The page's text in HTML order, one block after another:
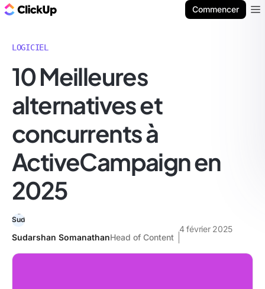
Commencer
LOGICIEL
10 Meilleures
alternatives et
concurrents à
ActiveCampaign en
2025
Sudarshan SomanathanHead of Content
4 février 2025